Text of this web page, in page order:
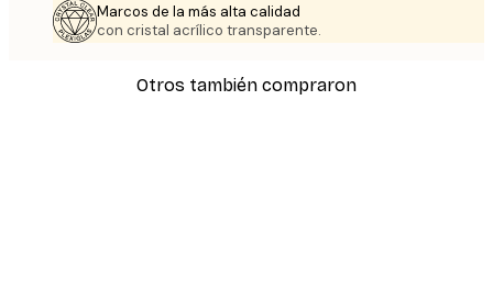
Marcos de la más alta calidad
con cristal acrílico transparente.
Otros también compraron